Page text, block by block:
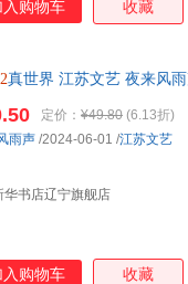
入购物车 收藏
真世界 江苏文艺 夜来风
定价： ¥49.80 (6.13折)
华书店辽宁旗舰店
雨声 /2024-06-01 /江苏文艺
入购物车 收藏